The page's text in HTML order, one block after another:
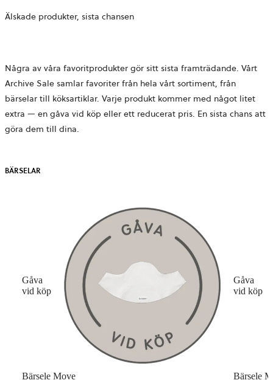
Älskade produkter, sista chansen
Några av våra favoritprodukter gör sitt sista framträdande. Vårt
Archive Sale samlar favoriter från hela vårt sortiment, från
bärselar till köksartiklar. Varje produkt kommer med något litet
extra — en gåva vid köp eller ett reducerat pris. En sista chans att
göra dem till dina.
BÄRSELAR
Gåva
vid köp
Bärsele Move
Gåva
vid köp
Bärsele